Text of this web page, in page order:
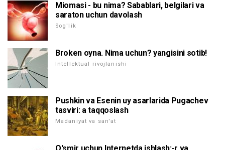
Miomasi - bu nima? Sabablari, belgilari va
saraton uchun davolash
Sog'lik
Broken oyna. Nima uchun? yangisini sotib!
Intellektual rivojlanishi
Pushkin va Esenin uy asarlarida Pugachev
tasviri: a taqqoslash
Madaniyat va san'at